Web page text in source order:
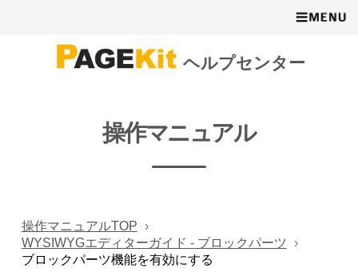
ヘルプセンター
操作マニュアル
操作マニュアルTOP
WYSIWYGエディターガイド - ブロックパーツ
ブロックパーツ機能を有効にする